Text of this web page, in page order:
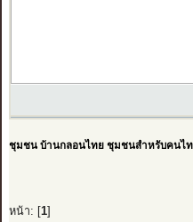
ชุมชน บ้านกลอนไทย ชุมชนสำหรับคนไ
หน้า: [ 1]